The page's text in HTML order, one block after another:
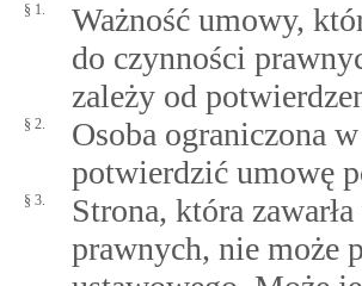
§ 1.
Ważność umowy,
do czynności
zależy od
§ 2.
Osoba ograniczona
potwierdzić umowę
§ 3.
Strona, która
prawnych, nie może